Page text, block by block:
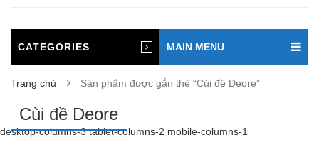
CATEGORIES MAIN MENU
Trang chủ Sản phẩm được gắn thẻ “Cùi đề Deore”
Cùi đề Deore
desktop-columns-3 tablet-columns-2 mobile-columns-1